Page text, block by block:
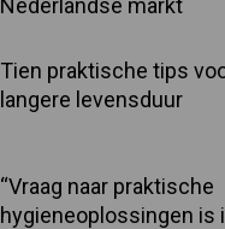
Nederlandse markt
Tien praktische tips
langere levensduur
“Vraag naar praktische
hygieneoplossingen is